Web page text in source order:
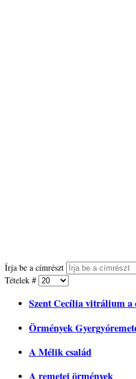
Írja be a címrészt
Tételek #
Szent Cecília vitrálium a
Örmények
A Mélik család